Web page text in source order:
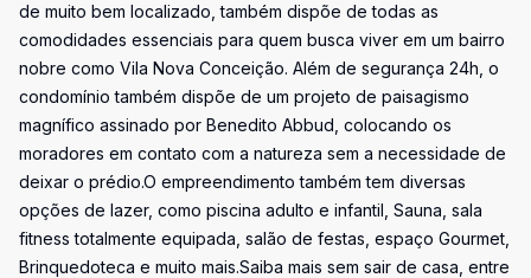
de muito bem localizado, também dispõe de todas as
comodidades essenciais para quem busca viver em um bairro
nobre como Vila Nova Conceição. Além de segurança 24h, o
condomínio também dispõe de um projeto de paisagismo
magnífico assinado por Benedito Abbud, colocando os
moradores em contato com a natureza sem a necessidade de
deixar o prédio.O empreendimento também tem diversas
opções de lazer, como piscina adulto e infantil, Sauna, sala
fitness totalmente equipada, salão de festas, espaço Gourmet,
Brinquedoteca e muito mais.Saiba mais sem sair de casa, entre